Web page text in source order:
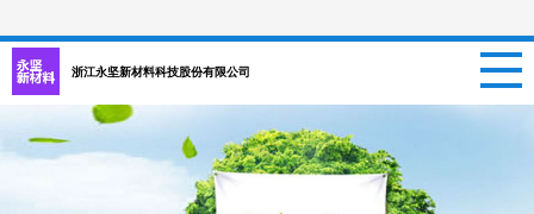
浙江永坚新材料科技股份有限公司
网站首页
新闻资讯